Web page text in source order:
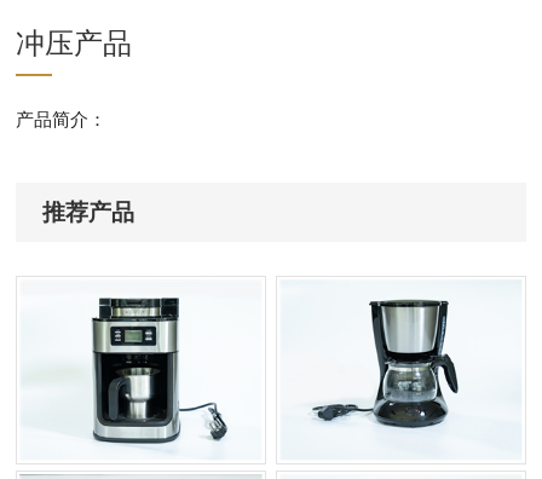
冲压产品
产品简介：
推荐产品